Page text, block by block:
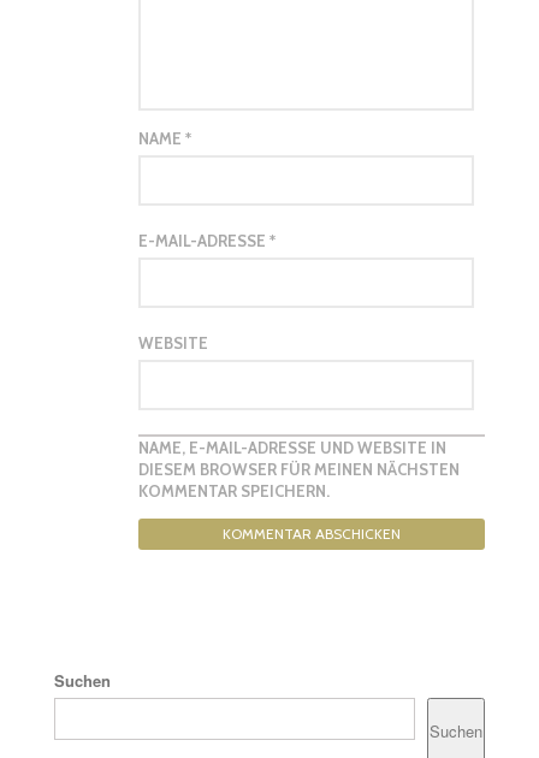
NAME*
E-MAIL-ADRESSE*
WEBSITE
NAME, E-MAIL-ADRESSE UND WEBSITE IN
DIESEM BROWSER FÜR MEINEN NÄCHSTEN
KOMMENTAR SPEICHERN.
Suchen
Suchen